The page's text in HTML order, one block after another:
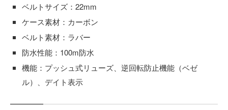
ベルトサイズ：22mm
ケース素材：カーボン
ベルト素材：ラバー
防水性能：100m防水
機能：プッシュ式リューズ、逆回転防止機能（ベゼ
ル）、デイト表示